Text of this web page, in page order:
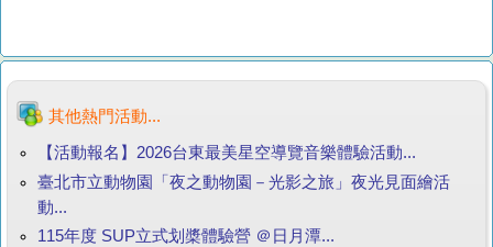
其他熱門活動...
【活動報名】2026台東最美星空導覽音樂體驗活動...
臺北市立動物園「夜之動物園－光影之旅」夜光見面繪活
動...
115年度 SUP立式划槳體驗營 ＠日月潭...